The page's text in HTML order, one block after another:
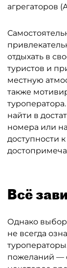
агрегаторов
отдыхать в
туристов и
местную
также
найти в
номера или
доступности
Всё
Однако выбор
не всегда
пожеланий —